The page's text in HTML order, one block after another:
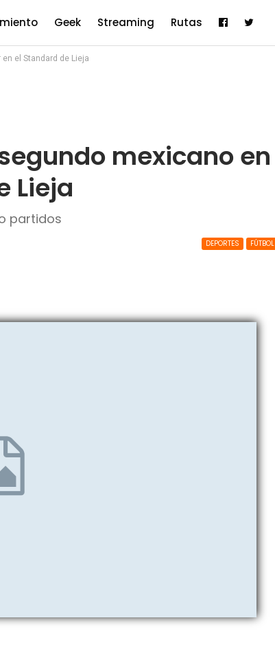
Geek Streaming Rutas
el Standard de Lieja
mexicano en
Lieja
partidos
DEPORTES FÚTBOL